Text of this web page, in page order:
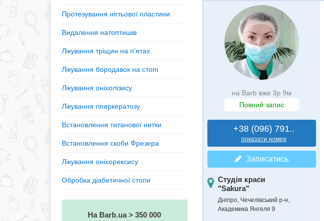
Протезування нігтьової пластини
Видалення натоптишів
Лікування тріщин на п'ятах
Лікування бородавок на стопі
Лікування оніхолізису
Лікування гіперкератозу
Встановлення титанової нитки
Встановлення скоби Фрезера
Лікування оніхорексису
Обробка діабетичної стопи
На Barb.ua > 350 000
на Barb вже 3р 9м
Повний запис
+38 (096) 791..
показати номер
Записатись
Студія краси
"Sakura"
Дніпро, Чечелівський р-н,
Академика Янгеля 9